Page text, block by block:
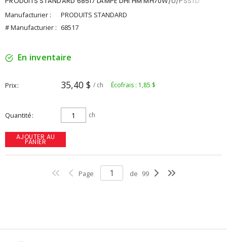
Manufacturier :
PRODUITS STANDARD
# Manufacturier : 68517
En inventaire
Prix 35,40 $ / ch Écofrais : 1,85 $
Quantité ch
AJOUTER AU
PANIER
Page de 99